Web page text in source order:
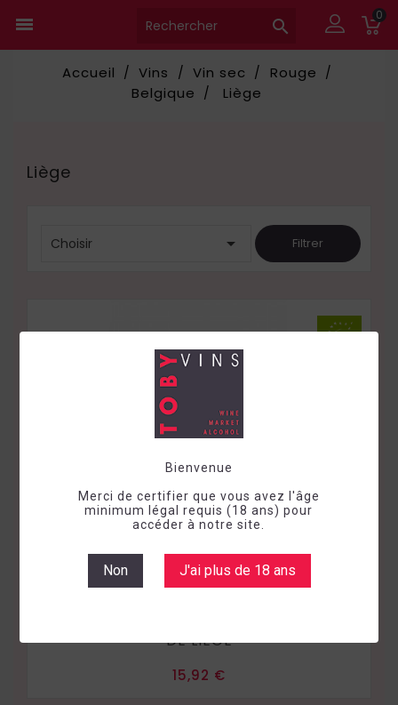
Bienvenue
Merci de certifier que vous avez l'âge
minimum légal requis (18 ans) pour
accéder à notre site.
Non J'ai plus de 18 ans
 
0
Accueil Vins Vin sec
Rouge
Belgique
Liège
Liège
Choisir  Filtrer
Vin sec Rouge Belgique Liège 2023
DE LIEGE
Prix
15,92 €